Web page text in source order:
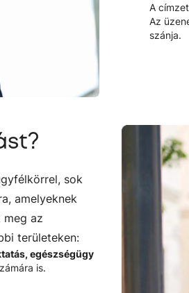
A
Az
szánja.
sok
amelyeknek
az
területeken:
egészségügy
is.